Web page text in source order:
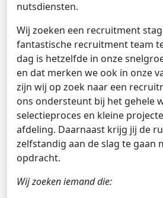
nutsdiensten.
Wij zoeken een recruitment
fantastische recruitment team
dag is hetzelfde in onze
en dat merken we ook in onze
zijn wij op zoek naar een
ons ondersteunt bij het gehele
selectieproces en kleine
afdeling. Daarnaast krijg jij de
zelfstandig aan de slag te gaan
opdracht.
Wij zoeken iemand die: